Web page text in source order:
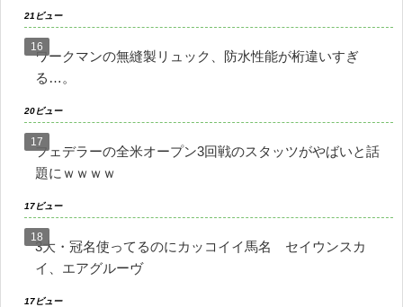
21ビュー
ワークマンの無縫製リュック、防水性能が桁違いすぎ
る…。
20ビュー
フェデラーの全米オープン3回戦のスタッツがやばいと話
題にｗｗｗｗ
17ビュー
3大・冠名使ってるのにカッコイイ馬名 セイウンスカ
イ、エアグルーヴ
17ビュー